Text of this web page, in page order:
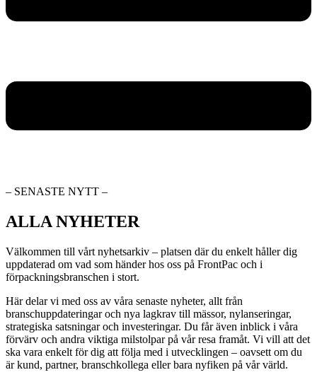
– SENASTE NYTT –
ALLA NYHETER
Välkommen till vårt nyhetsarkiv – platsen där du enkelt håller dig
uppdaterad om vad som händer hos oss på FrontPac och i
förpackningsbranschen i stort.
Här delar vi med oss av våra senaste nyheter, allt från
branschuppdateringar och nya lagkrav till mässor, nylanseringar,
strategiska satsningar och investeringar. Du får även inblick i våra
förvärv och andra viktiga milstolpar på vår resa framåt. Vi vill att det
ska vara enkelt för dig att följa med i utvecklingen – oavsett om du
är kund, partner, branschkollega eller bara nyfiken på vår värld.